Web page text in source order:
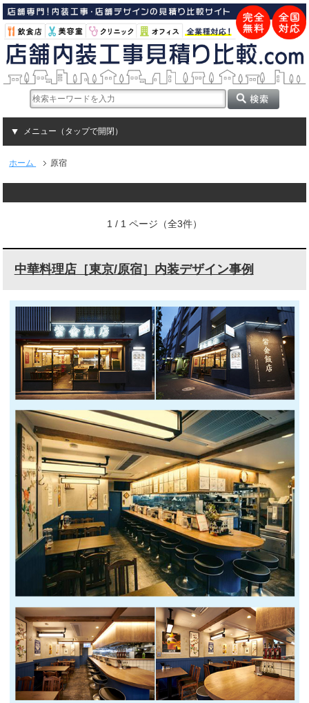
メニュー（タップで開閉）
ホーム 原宿
1 / 1 ページ（全3件）
中華料理店［東京/原宿］内装デザイン事例